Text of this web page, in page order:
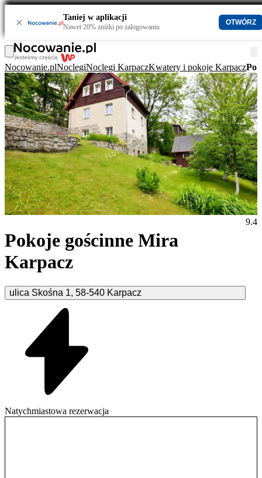
× Taniej w aplikacji
Nawet 20% zniżki po zalogowaniu
OTWÓRZ
Nocowanie.plNoclegiNoclegi KarpaczKwatery i pokoje Karpacz
Pokoje gościnne Mira
Karpacz
ulica Skośna 1, 58-540 Karpacz
9.4
Natychmiastowa rezerwacja